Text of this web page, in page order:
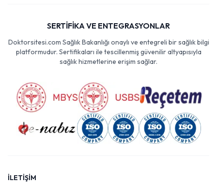
SERTİFİKA VE ENTEGRASYONLAR
Doktorsitesi.com Sağlık Bakanlığı onaylı ve entegreli bir sağlık bilgi
platformudur. Sertifikaları ile tescillenmiş güvenilir altyapısıyla
sağlık hizmetlerine erişim sağlar.
İLETİŞİM